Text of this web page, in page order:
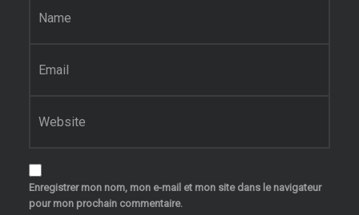
Enregistrer mon nom, mon e-mail et mon site dans le navigateur
pour mon prochain commentaire.